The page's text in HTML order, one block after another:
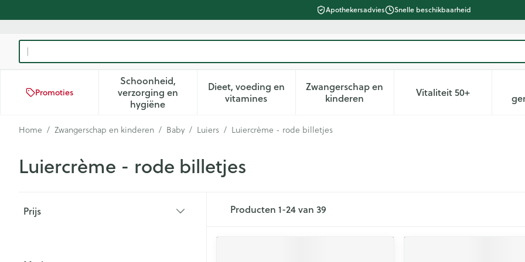
Apothekersadvies Snelle beschikbaarheid
Product, merk, categorie...
Promoties
Schoonheid,
verzorging en
hygiëneToon submenu voor Schoonheid, verzorging en hygiëne categorie
Dieet, voeding en
vitaminesToon submenu voor Dieet, voeding en vitamines categorie
Zwangerschap en
kinderenToon submenu voor Zwangerschap en
Vitaliteit 50+Toon submenu
Home / Zwangerschap en kinderen / Baby / Luiers / Luiercrème - rode billetjes
Luiercrème - rode billetjes
Prijs
Producten 1-24van 39